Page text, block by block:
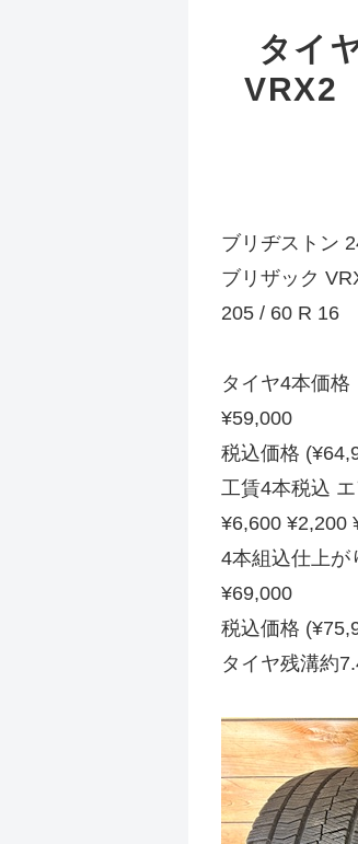
タイ
VRX2
ブリヂストン
ブリザック
205 / 60 R 16
タイヤ4本価格
¥59,000
税込価格
工賃4本税込
¥6,600 ¥2,200
4本組込仕上が
¥69,000
税込価格
タイヤ残溝約